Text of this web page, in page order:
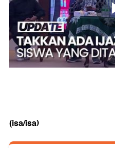
(isa/isa)